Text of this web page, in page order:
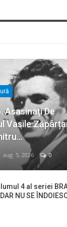
Asasinați De
Vasile
aug. 5, 2026 0
4 al seriei
NU SE